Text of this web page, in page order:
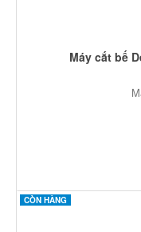
Máy cắt bế
CÒN HÀNG